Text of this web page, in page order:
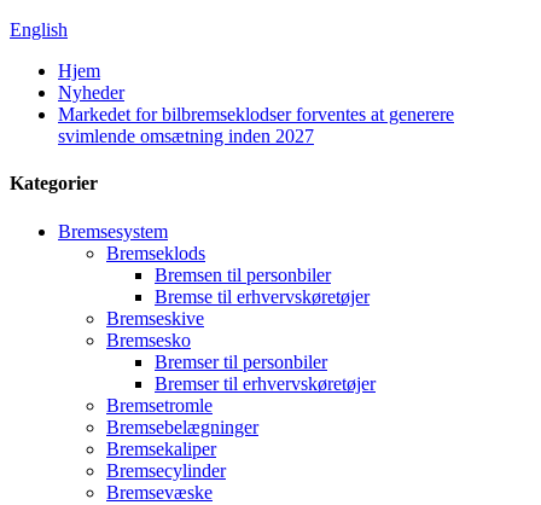
English
Hjem
Nyheder
Markedet for bilbremseklodser forventes at generere
svimlende omsætning inden 2027
Kategorier
Bremsesystem
Bremseklods
Bremsen til personbiler
Bremse til erhvervskøretøjer
Bremseskive
Bremsesko
Bremser til personbiler
Bremser til erhvervskøretøjer
Bremsetromle
Bremsebelægninger
Bremsekaliper
Bremsecylinder
Bremsevæske